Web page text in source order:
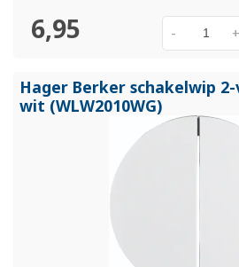
6,95 +
-
Hager Berker schakelwip
wit (WLW2010WG)